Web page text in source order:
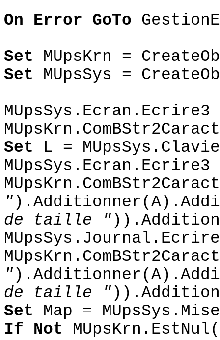
On Error GoTo
Set MUpsKrn =
Set MUpsSys =
MUpsSys.Ecran.Ecrire3
Set L =
MUpsSys.Ecran.Ecrire3
"
de taille "
"
de taille "
Set Map =
If Not